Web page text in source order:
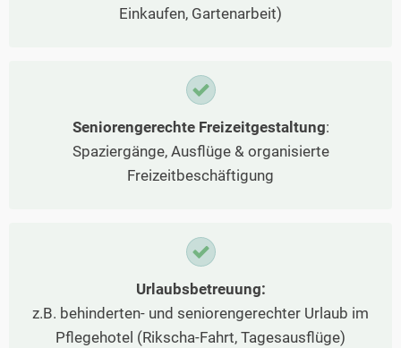
Einkaufen, Gartenarbeit)
Seniorengerechte Freizeitgestaltung:
Spaziergänge, Ausflüge & organisierte
Freizeitbeschäftigung
Urlaubsbetreuung:
z.B. behinderten- und seniorengerechter Urlaub im
Pflegehotel (Rikscha-Fahrt, Tagesausflüge)